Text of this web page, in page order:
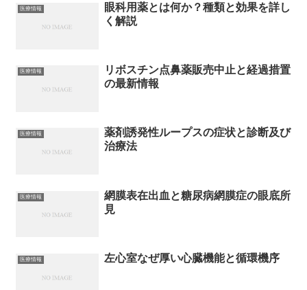
医療情報
眼科用薬とは何か？種類と効果を詳し
く解説
医療情報
リボスチン点鼻薬販売中止と経過措置
の最新情報
医療情報
薬剤誘発性ループスの症状と診断及び
治療法
医療情報
網膜表在出血と糖尿病網膜症の眼底所
見
医療情報 左心室なぜ厚い心臓機能と循環機序